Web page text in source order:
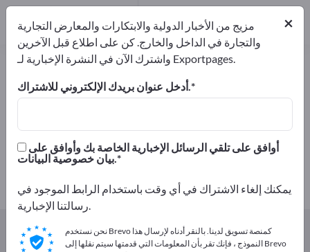
المخبوزات – اعثر على الشركات
المصنعة والموردين
موزعون
من المصنعين14
موزعون 1
Exportpages المأكولات و المشروبات
×
مزيج من الأخبار الدولية والابتكارات والمعارض التجارية
والتجارة في الداخل والخارج. كن على اطلاع قبل الآخرين
واشترك الآن في النشرة الإخبارية لـ Exportpages.
أدخل عنوان بريدك الإلكتروني للاشتراك.
بيان خصوصية البيانات.
يمكنك إلغاء الاشتراك في أي وقت باستخدام الرابط الموجود في
رسالتنا الإخبارية.
نحن نستخدم Brevo كمنصة تسويق لدينا. بالنقر أدناه لإرسال هذا
النموذج ، فإنك تقر بأن المعلومات التي قدمتها سيتم نقلها إلى Brevo